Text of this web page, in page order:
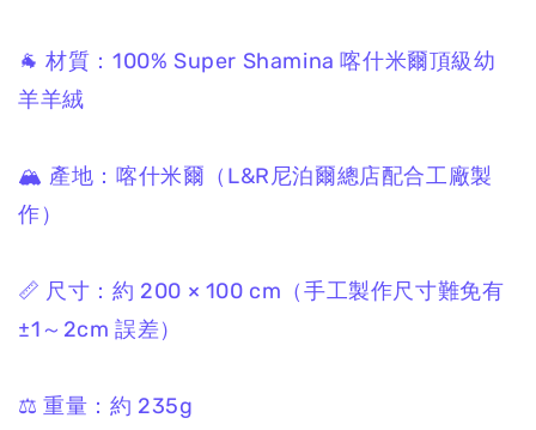
🐐 材質： 100% Super Shamina喀什米爾頂級幼
羊羊絨
🏔 產地： 喀什米爾 （L&R尼泊爾總店配合工廠製
作）
📏 尺寸： 約 200 × 100 cm （手工製作尺寸難免有
±1～2cm 誤差）
⚖️ 重量： 約 235g